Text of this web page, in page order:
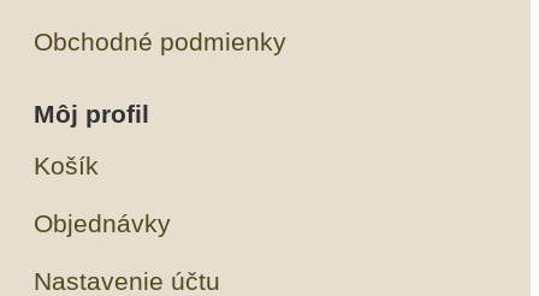
Obchodné podmienky
Môj profil
Košík
Objednávky
Nastavenie účtu